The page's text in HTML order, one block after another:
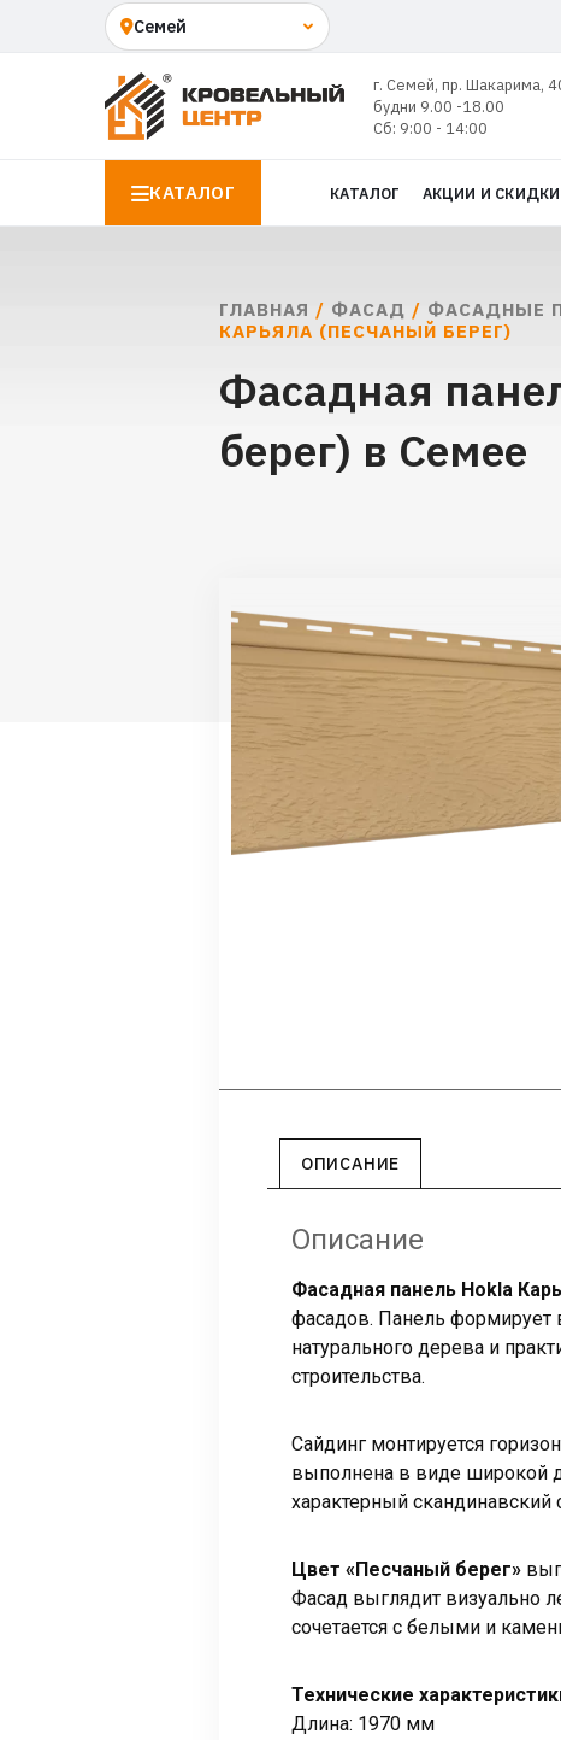
г. Семей, пр. Шакарима,
будни 9.00 -18.00
Сб: 9:00 - 14:00
КАТАЛОГ КАТАЛОГ АКЦИИ И СКИДКИ
ГЛАВНАЯ / ФАСАД / ФАСАДНЫЕ
КАРЬЯЛА (ПЕСЧАНЫЙ БЕРЕГ)
Фасадная
берег) в Семее
ОПИСАНИЕ
Описание
Фасадная панель Hokla
фасадов. Панель формирует
натурального дерева и
строительства.
Сайдинг монтируется
выполнена в виде широкой
характерный скандинавский
Цвет «Песчаный берег»
Фасад выглядит визуально
сочетается с белыми и
Технические
Длина: 1970 мм